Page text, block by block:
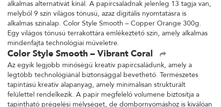
alkalmas alternatívát kínál. A papírcsaládnak jelenleg 13 tagja van,
melyből 9 szín világos tónusú, azaz digitális nyomtatásra is
alkalmas színalap. Color Style Smooth – Copper Orange 300g.
Egy világos tónusú terrakottára emlékeztető szín, amely alkalmas
mindenfajta technológiai műveletre.
Color Style Smooth – Vibrant Coral
Az egyik legjobb minőségű kreatív papírcsaládunk, amely a
legtöbb technológiánál biztonsággal bevethető. Természetes
tapintású kreatív alapanyag, amely minimálisan strukturált
felülettel rendelkezik. A papír megfelelő volumene biztosítja a
tapintható prégelési mélységet, de dombornyomáshoz is kiválóan